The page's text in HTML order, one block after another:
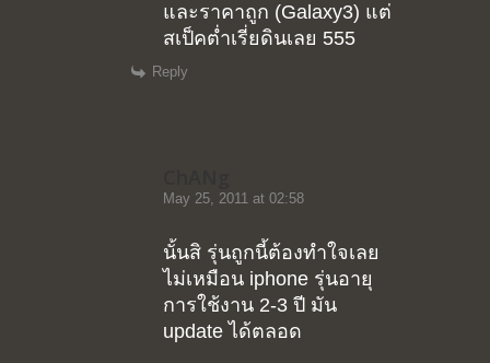
และราคาถูก (Galaxy3) แต่
สเป็คต่ำเรี่ยดินเลย 555
Reply
May 25, 2011 at 02:58
นั้นสิ รุ่นถูกนี้ต้องทำใจเลย
ไม่เหมือน iphone รุ่นอายุ
การใช้งาน 2-3 ปี มัน
update ได้ตลอด